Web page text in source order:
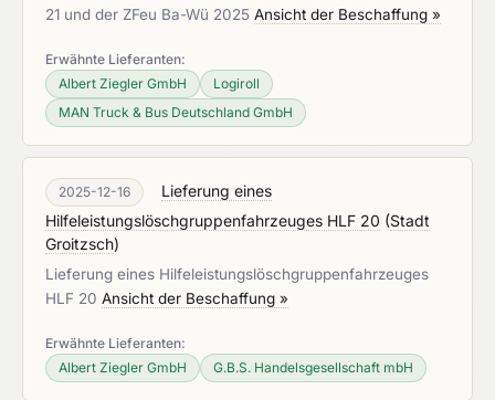
21 und der ZFeu Ba-Wü 2025 Ansicht der Beschaffung »
Erwähnte Lieferanten:
Albert Ziegler GmbH
Logiroll
MAN Truck & Bus Deutschland GmbH
2025-12-16
Lieferung eines
Hilfeleistungslöschgruppenfahrzeuges HLF 20 (Stadt
Groitzsch)
Lieferung eines Hilfeleistungslöschgruppenfahrzeuges
HLF 20 Ansicht der Beschaffung »
Erwähnte Lieferanten:
Albert Ziegler GmbH
G.B.S. Handelsgesellschaft mbH